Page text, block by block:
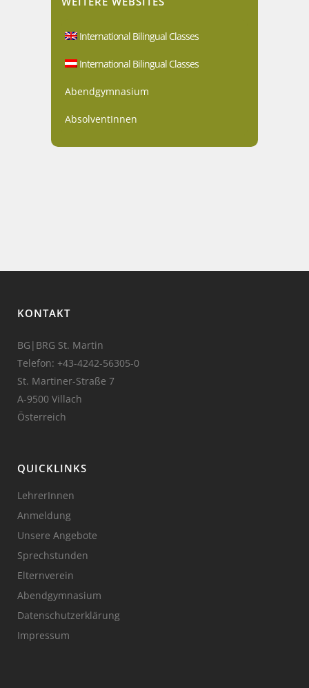
International Bilingual Classes
International Bilingual Classes
Abendgymnasium
AbsolventInnen
KONTAKT
BG|BRG St. Martin
Telefon: +43-4242-56305-0
St. Martiner-Straße 7
A-9500 Villach
Österreich
QUICKLINKS
LehrerInnen
Anmeldung
Unsere Angebote
Sprechstunden
Elternverein
Abendgymnasium
Datenschutzerklärung
Impressum